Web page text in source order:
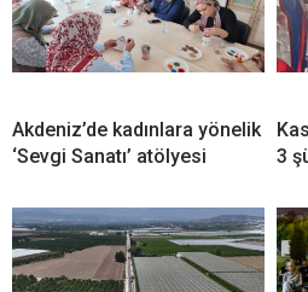
Akdeniz’de kadınlara yönelik
‘Sevgi Sanatı’ atölyesi
3